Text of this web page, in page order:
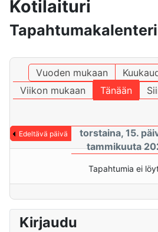
Kotilaituri
Tapahtumakalenteri
Vuoden mukaan
Viikon mukaan
Tänään
Edeltävä päivä
torstaina, 15.
tammikuuta
Tapahtumia ei
Kirjaudu